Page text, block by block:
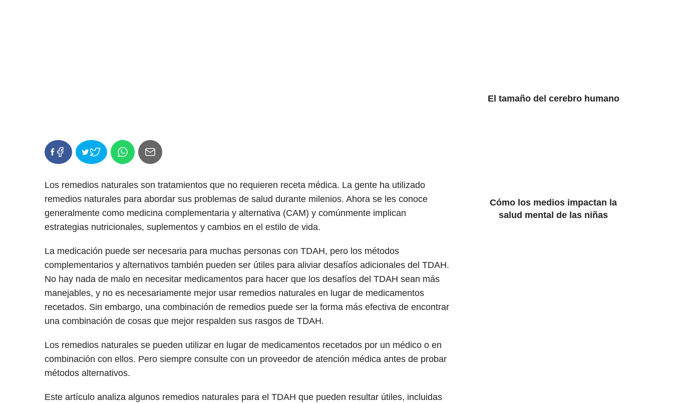
Los remedios naturales son tratamientos que no requieren receta médica. La gente ha utilizado
remedios naturales para abordar sus problemas de salud durante milenios. Ahora se les conoce
generalmente como medicina complementaria y alternativa (CAM) y comúnmente implican
estrategias nutricionales, suplementos y cambios en el estilo de vida.
La medicación puede ser necesaria para muchas personas con TDAH, pero los métodos
complementarios y alternativos también pueden ser útiles para aliviar desafíos adicionales del TDAH.
No hay nada de malo en necesitar medicamentos para hacer que los desafíos del TDAH sean más
manejables, y no es necesariamente mejor usar remedios naturales en lugar de medicamentos
recetados. Sin embargo, una combinación de remedios puede ser la forma más efectiva de encontrar
una combinación de cosas que mejor respalden sus rasgos de TDAH.
Los remedios naturales se pueden utilizar en lugar de medicamentos recetados por un médico o en
combinación con ellos. Pero siempre consulte con un proveedor de atención médica antes de probar
métodos alternativos.
Este artículo analiza algunos remedios naturales para el TDAH que pueden resultar útiles, incluidas
El tamaño del cerebro humano
Cómo los medios impactan la
salud mental de las niñas